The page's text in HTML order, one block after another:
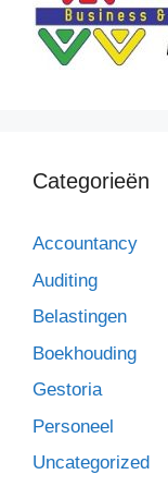
Categorieën
Accountancy
Auditing
Belastingen
Boekhouding
Gestoria
Personeel
Uncategorized